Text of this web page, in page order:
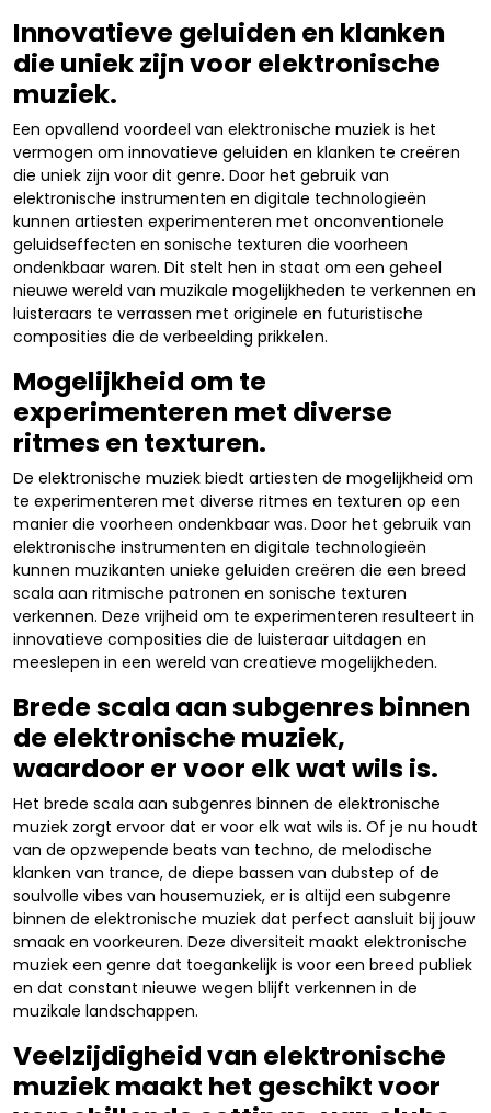
Innovatieve geluiden en klanken
die uniek zijn voor elektronische
muziek.
Een opvallend voordeel van elektronische muziek is het
vermogen om innovatieve geluiden en klanken te creëren
die uniek zijn voor dit genre. Door het gebruik van
elektronische instrumenten en digitale technologieën
kunnen artiesten experimenteren met onconventionele
geluidseffecten en sonische texturen die voorheen
ondenkbaar waren. Dit stelt hen in staat om een geheel
nieuwe wereld van muzikale mogelijkheden te verkennen en
luisteraars te verrassen met originele en futuristische
composities die de verbeelding prikkelen.
Mogelijkheid om te
experimenteren met diverse
ritmes en texturen.
De elektronische muziek biedt artiesten de mogelijkheid om
te experimenteren met diverse ritmes en texturen op een
manier die voorheen ondenkbaar was. Door het gebruik van
elektronische instrumenten en digitale technologieën
kunnen muzikanten unieke geluiden creëren die een breed
scala aan ritmische patronen en sonische texturen
verkennen. Deze vrijheid om te experimenteren resulteert in
innovatieve composities die de luisteraar uitdagen en
meeslepen in een wereld van creatieve mogelijkheden.
Brede scala aan subgenres binnen
de elektronische muziek,
waardoor er voor elk wat wils is.
Het brede scala aan subgenres binnen de elektronische
muziek zorgt ervoor dat er voor elk wat wils is. Of je nu houdt
van de opzwepende beats van techno, de melodische
klanken van trance, de diepe bassen van dubstep of de
soulvolle vibes van housemuziek, er is altijd een subgenre
binnen de elektronische muziek dat perfect aansluit bij jouw
smaak en voorkeuren. Deze diversiteit maakt elektronische
muziek een genre dat toegankelijk is voor een breed publiek
en dat constant nieuwe wegen blijft verkennen in de
muzikale landschappen.
Veelzijdigheid van elektronische
muziek maakt het geschikt voor